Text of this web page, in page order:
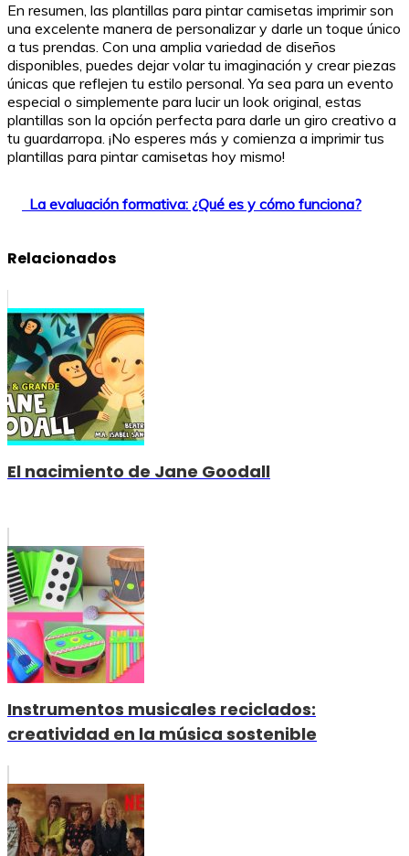
En resumen, las plantillas para pintar camisetas imprimir son
una excelente manera de personalizar y darle un toque único
a tus prendas. Con una amplia variedad de diseños
disponibles, puedes dejar volar tu imaginación y crear piezas
únicas que reflejen tu estilo personal. Ya sea para un evento
especial o simplemente para lucir un look original, estas
plantillas son la opción perfecta para darle un giro creativo a
tu guardarropa. ¡No esperes más y comienza a imprimir tus
plantillas para pintar camisetas hoy mismo!
La evaluación formativa: ¿Qué es y cómo funciona?
Relacionados
El nacimiento de Jane Goodall
Instrumentos musicales reciclados:
creatividad en la música sostenible